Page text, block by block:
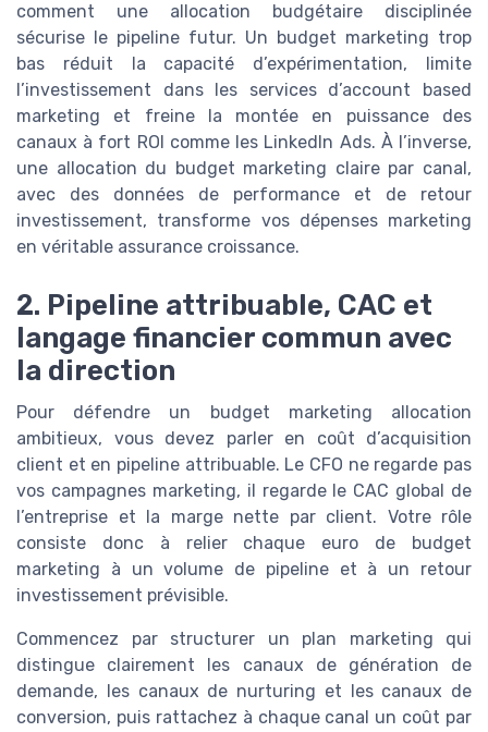
comment une allocation budgétaire disciplinée
sécurise le pipeline futur. Un budget marketing trop
bas réduit la capacité d’expérimentation, limite
l’investissement dans les services d’account based
marketing et freine la montée en puissance des
canaux à fort ROI comme les LinkedIn Ads. À l’inverse,
une allocation du budget marketing claire par canal,
avec des données de performance et de retour
investissement, transforme vos dépenses marketing
en véritable assurance croissance.
2. Pipeline attribuable, CAC et
langage financier commun avec
la direction
Pour défendre un budget marketing allocation
ambitieux, vous devez parler en coût d’acquisition
client et en pipeline attribuable. Le CFO ne regarde pas
vos campagnes marketing, il regarde le CAC global de
l’entreprise et la marge nette par client. Votre rôle
consiste donc à relier chaque euro de budget
marketing à un volume de pipeline et à un retour
investissement prévisible.
Commencez par structurer un plan marketing qui
distingue clairement les canaux de génération de
demande, les canaux de nurturing et les canaux de
conversion, puis rattachez à chaque canal un coût par